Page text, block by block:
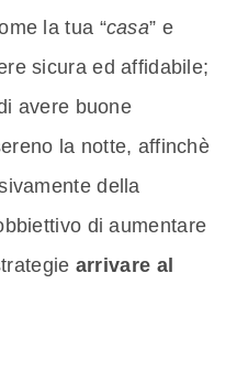
la tua “casa” e
sicura ed affidabile;
avere buone
la notte, affinchè
della
di aumentare
arrivare al